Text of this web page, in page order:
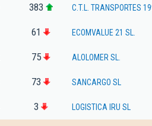
383 C.T.L. TRANSPORTES
61 ECOMVALUE 21 SL.
75 ALOLOMER SL.
73 SANCARGO SL
3 LOGISTICA IRU SL